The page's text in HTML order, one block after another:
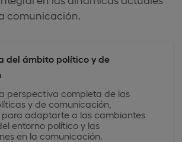
comunicación.
del ámbito político y de
perspectiva completa de las
y de comunicación,
adaptarte a las cambiantes
entorno político y las
en la comunicación.